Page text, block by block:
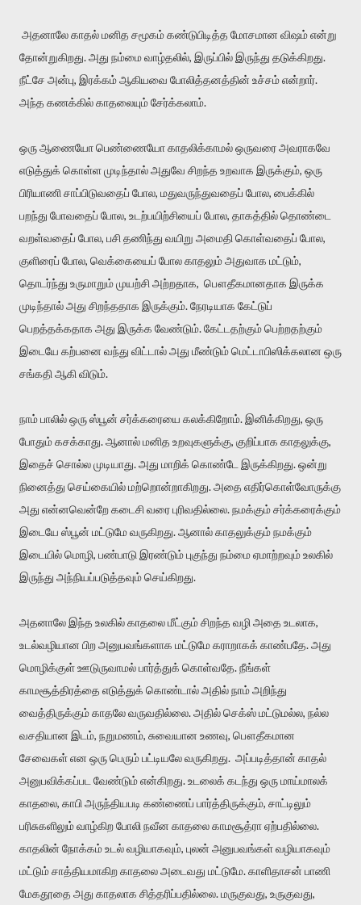
அதனாலே காதல் மனித சமூகம் கண்டுபிடித்த மோசமான விஷம் என்று
தோன்றுகிறது. அது நம்மை வாழ்தலில், இருப்பில் இருந்து தடுக்கிறது.
நீட்சே அன்பு, இரக்கம் ஆகியவை போலித்தனத்தின் உச்சம் என்றார்.
அந்த கணக்கில் காதலையும் சேர்க்கலாம்.
ஒரு ஆணையோ பெண்ணையோ காதலிக்காமல் ஒருவரை அவராகவே
எடுத்துக் கொள்ள முடிந்தால் அதுவே சிறந்த உறவாக இருக்கும், ஒரு
பிரியாணி சாப்பிடுவதைப் போல, மதுவருந்துவதைப் போல, பைக்கில்
பறந்து போவதைப் போல, உடற்பயிற்சியைப் போல, தாகத்தில் தொண்டை
வறள்வதைப் போல, பசி தணிந்து வயிறு அமைதி கொள்வதைப் போல,
குளிரைப் போல, வெக்கையைப் போல காதலும் அதுவாக மட்டும்,
தொடர்ந்து உருமாறும் முயற்சி அற்றதாக, பௌதீகமானதாக இருக்க
முடிந்தால் அது சிறந்ததாக இருக்கும். நேரடியாக கேட்டுப்
பெறத்தக்கதாக அது இருக்க வேண்டும். கேட்டதற்கும் பெற்றதற்கும்
இடையே கற்பனை வந்து விட்டால் அது மீண்டும் மெட்டாபிஸிக்கலான ஒரு
சங்கதி ஆகி விடும்.
நாம் பாலில் ஒரு ஸ்பூன் சர்க்கரையை கலக்கிறோம். இனிக்கிறது, ஒரு
போதும் கசக்காது. ஆனால் மனித உறவுகளுக்கு, குறிப்பாக காதலுக்கு,
இதைச் சொல்ல முடியாது. அது மாறிக் கொண்டே இருக்கிறது. ஒன்று
நினைத்து செய்கையில் மற்றொன்றாகிறது. அதை எதிர்கொள்வோருக்கு
அது என்னவென்றே கடைசி வரை புரிவதில்லை. நமக்கும் சர்க்கரைக்கும்
இடையே ஸ்பூன் மட்டுமே வருகிறது. ஆனால் காதலுக்கும் நமக்கும்
இடையில் மொழி, பண்பாடு இரண்டும் புகுந்து நம்மை ஏமாற்றவும் உலகில்
இருந்து அந்நியப்படுத்தவும் செய்கிறது.
அதனாலே இந்த உலகில் காதலை மீட்கும் சிறந்த வழி அதை உடலாக,
உடல்வழியான பிற அனுபவங்களாக மட்டுமே கராறாகக் காண்பதே. அது
மொழிக்குள் ஊடுருவாமல் பார்த்துக் கொள்வதே. நீங்கள்
காமசூத்திரத்தை எடுத்துக் கொண்டால் அதில் நாம் அறிந்து
வைத்திருக்கும் காதலே வருவதில்லை. அதில் செக்ஸ் மட்டுமல்ல, நல்ல
வசதியான இடம், நறுமணம், சுவையான உணவு, பௌதீகமான
சேவைகள் என ஒரு பெரும் பட்டியலே வருகிறது. அப்படித்தான் காதல்
அனுபவிக்கப்பட வேண்டும் என்கிறது. உடலைக் கடந்து ஒரு மாய்மாலக்
காதலை, காபி அருந்தியபடி கண்ணைப் பார்த்திருக்கும், சாட்டிலும்
பரிசுகளிலும் வாழ்கிற போலி நவீன காதலை காமசூத்ரா ஏற்பதில்லை.
காதலின் நோக்கம் உடல் வழியாகவும், புலன் அனுபவங்கள் வழியாகவும்
மட்டும் சாத்தியமாகிற காதலை அடைவது மட்டுமே. காளிதாசன் பாணி
மேகதூதை அது காதலாக சித்தரிப்பதில்லை. மருகுவது, உருகுவது,